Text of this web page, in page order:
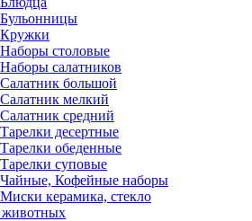
Бульонницы
Кружки
Наборы столовые
Наборы салатников
Салатник большой
Салатник мелкий
Салатник средний
Тарелки десертные
Тарелки обеденные
Тарелки суповые
Чайные, Кофейные наборы
Миски керамика, стекло
животных